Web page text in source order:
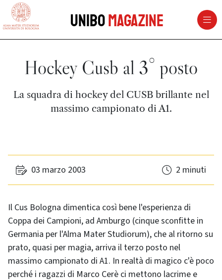
vai al contenuto della pagina
UniboMagazine
Hockey Cusb al 3° posto
La squadra di hockey del CUSB brillante nel
massimo campionato di A1.
03 marzo 2003 2 minuti
Il Cus Bologna dimentica così bene l'esperienza di
Coppa dei Campioni, ad Amburgo (cinque sconfitte in
Germania per l'Alma Mater Studiorum), che al ritorno su
prato, quasi per magia, arriva il terzo posto nel
massimo campionato di A1. In realtà di magico c'è poco
perché i ragazzi di Marco Cerè ci mettono lacrime e